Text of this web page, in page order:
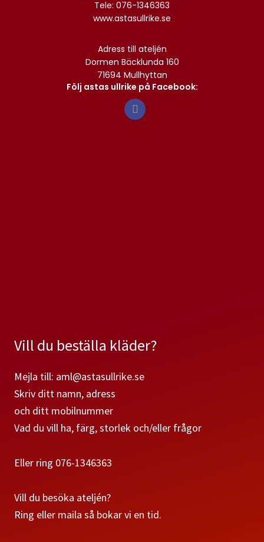
Tele: 076-1346363
www.astasullrike.se
Adress till ateljén
Dormen Bäcklunda 160
71694 Mullhyttan
Följ astas ullrike på Facebook:
Vill du beställa kläder?
Mejla till: aml@astasullrike.se
Skriv ditt namn, adress
och ditt mobilnummer
Vad du vill ha, färg, storlek och/eller frågor
Eller ring 076-1346363
Vill du besöka ateljén?
Ring eller maila så bokar vi en tid.